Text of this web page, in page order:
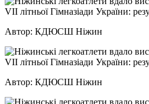
Автор: КДЮСШ Ніжин
Автор: КДЮСШ Ніжин